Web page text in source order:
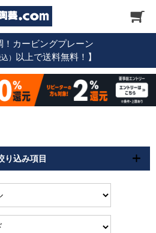
！カービングプレーン
） 以上で送料無料！】
り込み項目